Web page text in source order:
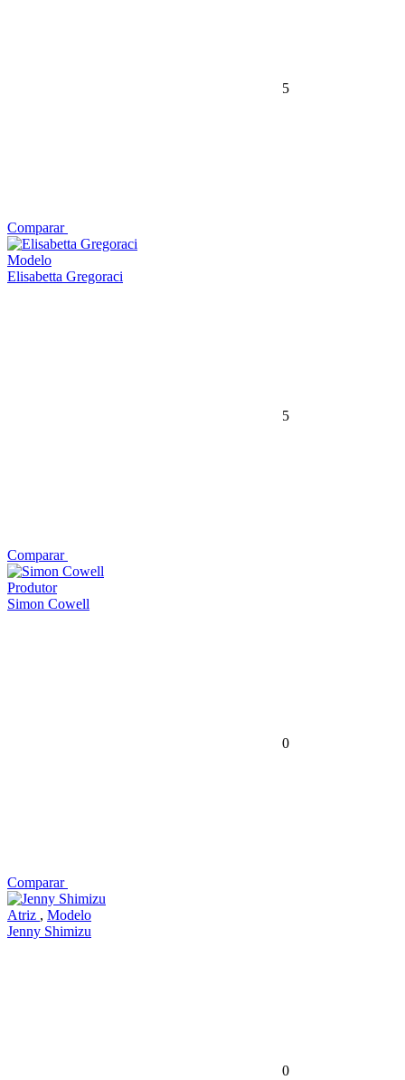
5
Comparar
Modelo
Elisabetta Gregoraci
5
Comparar
Produtor
Simon Cowell
0
Comparar
Atriz , Modelo
Jenny Shimizu
0